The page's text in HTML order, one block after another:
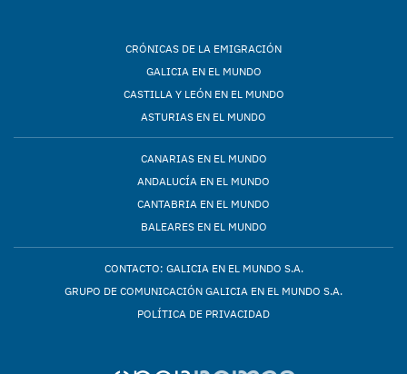
CRÓNICAS DE LA EMIGRACIÓN
GALICIA EN EL MUNDO
CASTILLA Y LEÓN EN EL MUNDO
ASTURIAS EN EL MUNDO
CANARIAS EN EL MUNDO
ANDALUCÍA EN EL MUNDO
CANTABRIA EN EL MUNDO
BALEARES EN EL MUNDO
CONTACTO: GALICIA EN EL MUNDO S.A.
GRUPO DE COMUNICACIÓN GALICIA EN EL MUNDO S.A.
POLÍTICA DE PRIVACIDAD